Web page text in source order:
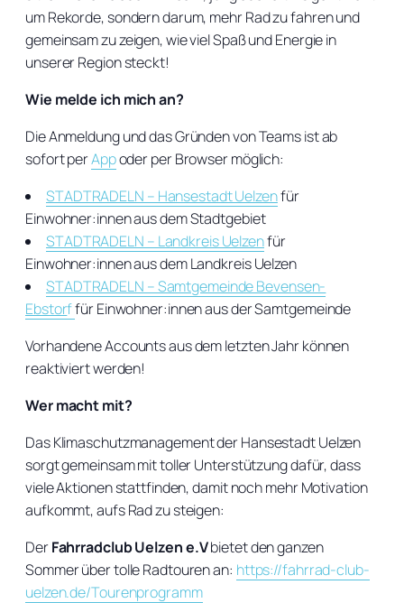
um Rekorde, sondern darum, mehr Rad zu fahren und
gemeinsam zu zeigen, wie viel Spaß und Energie in
unserer Region steckt!
Wie melde ich mich an?
Die Anmeldung und das Gründen von Teams ist ab
sofort perAppoder per Browser möglich:
STADTRADELN – Hansestadt Uelzenfür
Einwohner:innen aus dem Stadtgebiet
STADTRADELN – Landkreis Uelzenfür
Einwohner:innen aus dem Landkreis Uelzen
STADTRADELN – Samtgemeinde Bevensen-
Ebstorffür Einwohner:innen aus der Samtgemeinde
Vorhandene Accounts aus dem letzten Jahr können
reaktiviert werden!
Wer macht mit?
Das Klimaschutzmanagement der Hansestadt Uelzen
sorgt gemeinsam mit toller Unterstützung dafür, dass
viele Aktionen stattfinden, damit noch mehr Motivation
aufkommt, aufs Rad zu steigen:
DerFahrradclub Uelzen e.Vbietet den ganzen
Sommer über tolle Radtouren an: https://fahrrad-club-
uelzen.de/Tourenprogramm